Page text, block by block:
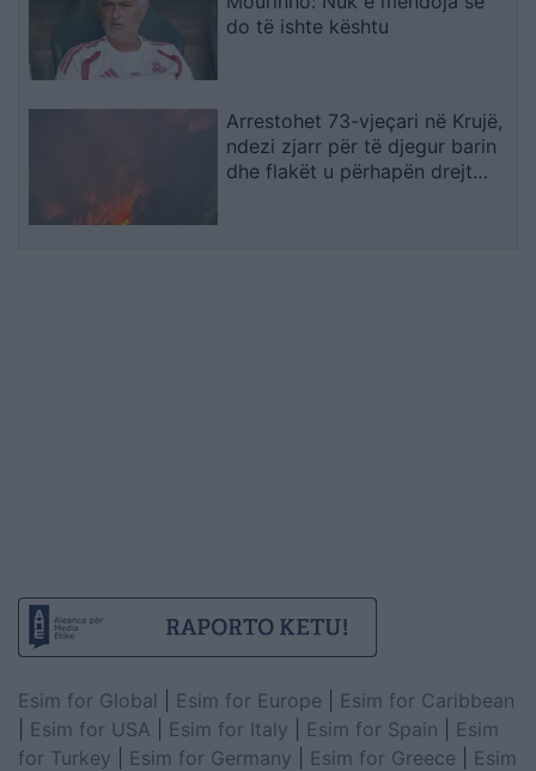
do të ishte kështu
Arrestohet 73-vjeçari në Krujë,
ndezi zjarr për të djegur barin
dhe flakët u përhapën drejt
Esim for Global Esim for Europe
Esim for Caribbean
Esim for USA Esim for Italy Esim for Spain
Esim
for Turkey
Esim for Germany Esim for Greece
Esim